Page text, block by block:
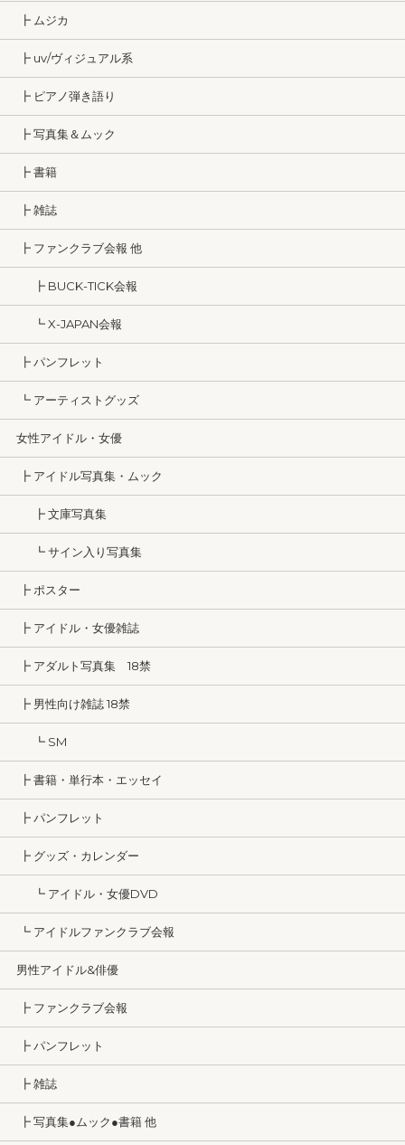
┣ ムジカ
┣ uv/ヴィジュアル系
┣ ピアノ弾き語り
┣ 写真集＆ムック
┣ 書籍
┣ 雑誌
┣ ファンクラブ会報 他
┣ BUCK-TICK会報
┗ X-JAPAN会報
┣ パンフレット
┗ アーティストグッズ
女性アイドル・女優
┣ アイドル写真集・ムック
┣ 文庫写真集
┗ サイン入り写真集
┣ ポスター
┣ アイドル・女優雑誌
┣ アダルト写真集 18禁
┣ 男性向け雑誌 18禁
┗ SM
┣ 書籍・単行本・エッセイ
┣ パンフレット
┣ グッズ・カレンダー
┗ アイドル・女優DVD
┗ アイドルファンクラブ会報
男性アイドル&俳優
┣ ファンクラブ会報
┣ パンフレット
┣ 雑誌
┣ 写真集●ムック●書籍 他